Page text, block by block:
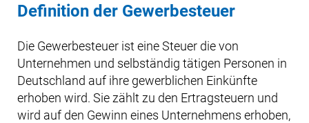
Definition der Gewerbesteuer
Die Gewerbesteuer ist eine Steuer die von
Unternehmen und selbständig tätigen Personen in
Deutschland auf ihre gewerblichen Einkünfte
erhoben wird. Sie zählt zu den Ertragsteuern und
wird auf den Gewinn eines Unternehmens erhoben,